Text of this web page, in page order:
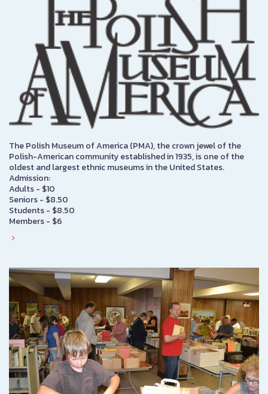
The Polish Museum of America (PMA), the crown jewel of the
Polish-American community established in 1935, is one of the
oldest and largest ethnic museums in the United States.
Admission:
Adults - $10
Seniors - $8.50
Students - $8.50
Members - $6